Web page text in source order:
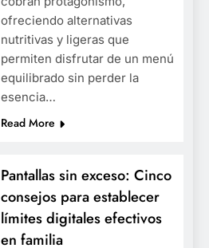
ofreciendo alternativas
nutritivas y ligeras que
permiten disfrutar de un menú
equilibrado sin perder la
esencia…
Read More
Pantallas sin exceso: Cinco
consejos para establecer
límites digitales efectivos
en familia